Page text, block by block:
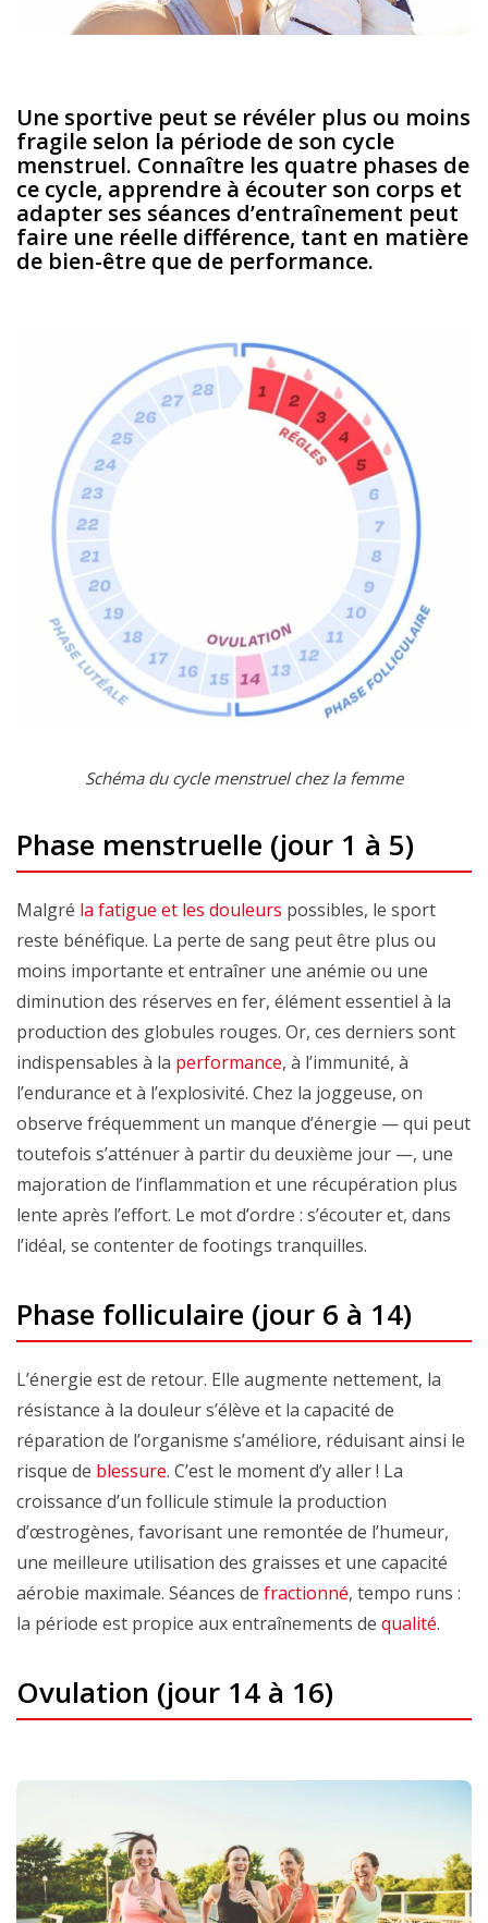
Une sportive peut se révéler plus ou moins
fragile selon la période de son cycle
menstruel. Connaître les quatre phases de
ce cycle, apprendre à écouter son corps et
adapter ses séances d’entraînement peut
faire une réelle différence, tant en matière
de bien-être que de performance.
Schéma du cycle menstruel chez la femme
Phase menstruelle (jour 1 à 5)
Malgré la fatigue et les douleurs possibles, le sport
reste bénéfique. La perte de sang peut être plus ou
moins importante et entraîner une anémie ou une
diminution des réserves en fer, élément essentiel à la
production des globules rouges. Or, ces derniers sont
indispensables à la performance, à l’immunité, à
l’endurance et à l’explosivité. Chez la joggeuse, on
observe fréquemment un manque d’énergie — qui peut
toutefois s’atténuer à partir du deuxième jour —, une
majoration de l’inflammation et une récupération plus
lente après l’effort. Le mot d’ordre : s’écouter et, dans
l’idéal, se contenter de footings tranquilles.
Phase folliculaire (jour 6 à 14)
L’énergie est de retour. Elle augmente nettement, la
résistance à la douleur s’élève et la capacité de
réparation de l’organisme s’améliore, réduisant ainsi le
risque de blessure. C’est le moment d’y aller ! La
croissance d’un follicule stimule la production
d’œstrogènes, favorisant une remontée de l’humeur,
une meilleure utilisation des graisses et une capacité
aérobie maximale. Séances de fractionné, tempo runs :
la période est propice aux entraînements de qualité.
Ovulation (jour 14 à 16)